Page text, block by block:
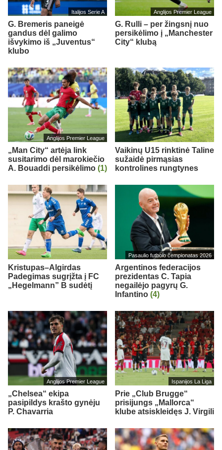
Italijos Serie A
G. Bremeris paneigė
gandus dėl galimo
išvykimo iš „Juventus“
klubo
Anglijos Premier League
G. Rulli – per žingsnį nuo
persikėlimo į „Manchester
City“ klubą
Anglijos Premier League
„Man City“ artėja link
susitarimo dėl marokiečio
A. Bouaddi persikėlimo (1)
Vaikinų U15 rinktinė Taline
sužaidė pirmąsias
kontrolines rungtynes
Kristupas–Algirdas
Padegimas sugrįžta į FC
„Hegelmann” B sudėtį
Pasaulio futbolo čempionatas 2026
Argentinos federacijos
prezidentas C. Tapia
negailėjo pagyrų G.
Infantino (4)
Anglijos Premier League
„Chelsea“ ekipa
pasipildys krašto gynėju
P. Chavarria
Ispanijos La Liga
Prie „Club Brugge“
prisijungs „Mallorca“
klube atsiskleidęs J. Virgili